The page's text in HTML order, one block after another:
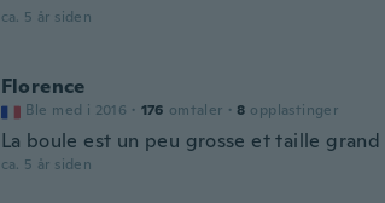
ca. 5 år siden
Florence
Ble med i 2016 · 176 omtaler · 8 opplastinger
La boule est un peu grosse et taille grand
ca. 5 år siden